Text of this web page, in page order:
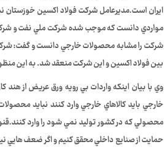
ايران است.مديرعامل شرکت فولاد اکسين خوزستان
مواردي دانست که موجب شده شرکت ملي نفت و شرکت
بين فولاد اکسين و اين شرکت منعقد شد. به اين منظور ۴۰ هزار تن از اين قرارداد قطعي و قرار است امسال توليد و تحويل
وي با بيان اينکه واردات بي رويه ورق عريض از
خارجي بايد کالاهاي خارجي وارد کنند نبايد
محصولي که در کشور توليد نمي شود را وارد
حمايت از صنايع داخلي محقق کنيم و اگر ضعف هايي